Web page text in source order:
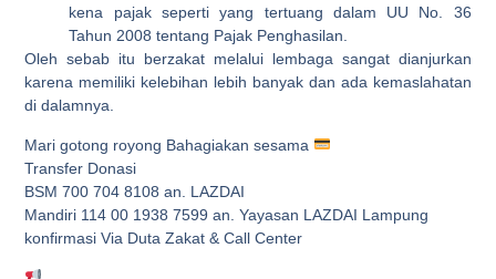
kena pajak seperti yang tertuang dalam UU No. 36
Tahun 2008 tentang Pajak Penghasilan.
Oleh sebab itu berzakat melalui lembaga sangat dianjurkan
karena memiliki kelebihan lebih banyak dan ada kemaslahatan
di dalamnya.
Mari gotong royong Bahagiakan sesama
Transfer Donasi
BSM 700 704 8108 an. LAZDAI
Mandiri 114 00 1938 7599 an. Yayasan LAZDAI Lampung
konfirmasi Via Duta Zakat & Call Center